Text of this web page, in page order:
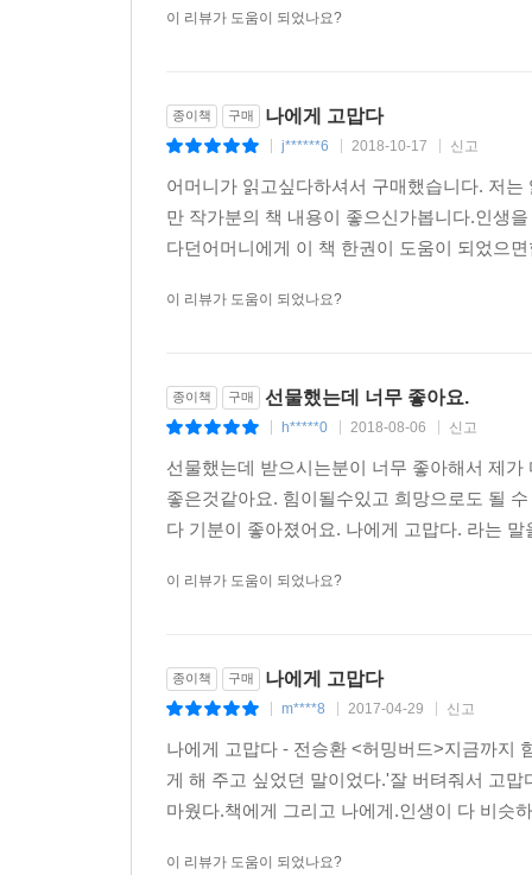
이 리뷰가 도움이 되었나요?
종이책 구매 나에게 고맙다
j******6 2018-10-17 신고
어머니가 읽고싶다하셔서 구매했습니다. 저
만 작가분의 책 내용이 좋으신가봅니다.인생
다던어머니에게 이 책 한권이 도움이 되었으
이 리뷰가 도움이 되었나요?
종이책 구매 선물했는데 너무 좋아요.
h*****0 2018-08-06 신고
선물했는데 받으시는분이 너무 좋아해서 제
좋은것같아요. 힘이될수있고 희망으로도 될
다 기분이 좋아졌어요. 나에게 고맙다. 라는
이 리뷰가 도움이 되었나요?
종이책 구매 나에게 고맙다
m****8 2017-04-29 신고
나에게 고맙다 - 전승환 <허밍버드>지금까지
게 해 주고 싶었던 말이었다.'잘 버텨줘서 고
마웠다.책에게 그리고 나에게.인생이 다 비슷
이 리뷰가 도움이 되었나요?